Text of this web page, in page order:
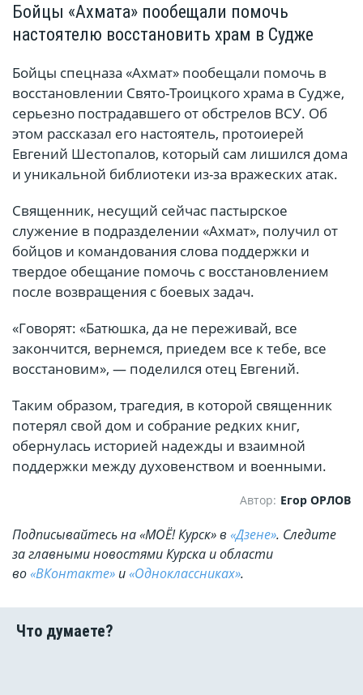
Бойцы «Ахмата» пообещали помочь
настоятелю восстановить храм в Судже
Бойцы спецназа «Ахмат» пообещали помочь в
восстановлении Свято-Троицкого храма в Судже,
серьезно пострадавшего от обстрелов ВСУ. Об
этом рассказал его настоятель, протоиерей
Евгений Шестопалов, который сам лишился дома
и уникальной библиотеки из-за вражеских атак.
Священник, несущий сейчас пастырское
служение в подразделении «Ахмат», получил от
бойцов и командования слова поддержки и
твердое обещание помочь с восстановлением
после возвращения с боевых задач.
«Говорят: «Батюшка, да не переживай, все
закончится, вернемся, приедем все к тебе, все
восстановим», — поделился отец Евгений.
Таким образом, трагедия, в которой священник
потерял свой дом и собрание редких книг,
обернулась историей надежды и взаимной
поддержки между духовенством и военными.
Автор: Егор ОРЛОВ
Подписывайтесь на «МОЁ! Курск» в «Дзене». Cледите
за главными новостями Курска и области
во«ВКонтакте» и«Одноклассниках».